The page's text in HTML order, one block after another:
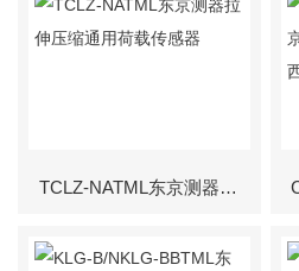
TCLZ-NATML东京测器拉伸压缩通用荷载传感器